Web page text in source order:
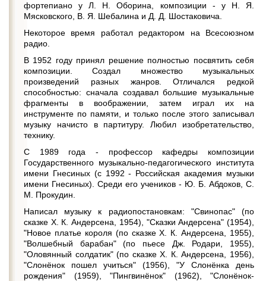
фортепиано у Л. Н. Оборина, композиции - у Н. Я.
Мясковского, В. Я. Шебалина и Д. Д. Шостаковича.
Некоторое время работал редактором на Всесоюзном
радио.
В 1952 году принял решение полностью посвятить себя
композиции. Создал множество музыкальных
произведений разных жанров. Отличался редкой
способностью: сначала создавал большие музыкальные
фрагменты в воображении, затем играл их на
инструменте по памяти, и только после этого записывал
музыку начисто в партитуру. Любил изобретательство,
технику.
С 1989 года - профессор кафедры композиции
Государственного музыкально-педагогического института
имени Гнесиных (с 1992 - Российская академия музыки
имени Гнесиных). Среди его учеников - Ю. Б. Абдоков, С.
М. Прокудин.
Написал музыку к радиопостановкам: "Свинопас" (по
сказке X. К. Андерсена, 1954), "Сказки Андерсена" (1954),
"Новое платье короля (по сказке X. К. Андерсена, 1955),
"Волшебный барабан" (по пьесе Дж. Родари, 1955),
"Оловянный солдатик" (по сказке X. К. Андерсена, 1956),
"Слонёнок пошел учиться" (1956), "У Слонёнка день
рождения" (1959), "Пингвинёнок" (1962), "Слонёнок-